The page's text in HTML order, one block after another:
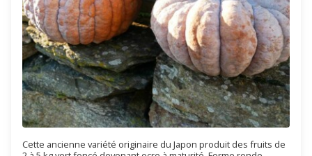
Cette ancienne variété originaire du Japon produit des fruits de